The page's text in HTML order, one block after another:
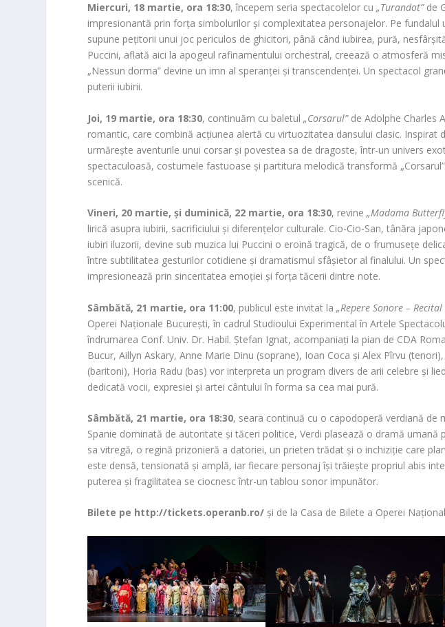
Miercuri, 18 martie, ora 18:30, începem seria spectacolelor cu„Turandot”de
impresionantă prin forța simbolurilor și complexitatea personajelor. Pe
supune pețitorii unui joc periculos de ghicitori, până când iubirea, pură,
Puccini, aflată aici la apogeul rafinamentului orchestral, creează o atmosferă
„Nessun dorma” devine un imn al speranței și transcendenței. Un spectacol
puterii iubirii.
Joi, 19 martie, ora 18:30, continuăm cu baletul„Corsarul”de Adolphe Charles
romantic, care combină acțiunea alertă cu virtuozitatea dansului clasic. Inspirat
urmărește aventurile unui corsar și povestea sa de dragoste, într-un univers
spectaculoasă, costumele fastuoase și partitura melodică transformă
scenică.
Vineri, 20 martie, și duminică, 22 martie, ora 18:30, revine„Madama
lirică asupra iubirii, sacrificiului și diferențelor culturale. Cio-Cio-San, tânăra
iubiri iluzorii, devine sub muzica lui Puccini o eroină tragică, de o frumusețe
între subtilitatea gesturilor cotidiene și dramatismul sfâșietor al finalului. Un
impresionează prin sinceritatea emoției și forța tăcerii dintre note.
Sâmbătă, 21 martie, ora 11:00, publicul este invitat la„Repere Sonore –
Operei Naționale București, în cadrul Studioului Experimental în Artele
îndrumarea Conf. Univ. Dr. Habil. Ștefan Ignat, acompaniați la pian de CDA
Bucur, Aillyn Askary, Anne Marie Dinu (soprane), Ioan Coca și Alex Pîrvu
(baritoni), Horia Radu (bas) vor interpreta un program divers de arii celebre și
dedicată vocii, expresiei și artei cântului în forma sa cea mai pură.
Sâmbătă, 21 martie, ora 18:30, seara continuă cu o capodoperă verdiană
Spanie dominată de autoritate și tăceri politice, Verdi plasează o dramă
sa vitregă, o regină prizonieră a datoriei, un prieten trădat și o inchiziție care
este densă, tensionată și amplă, iar fiecare personaj își trăiește propriul abis
puterea și fragilitatea se ciocnesc într-un tablou sonor impunător.
Bilete pe http://tickets.operanb.ro/ și de la Casa de Bilete a Operei